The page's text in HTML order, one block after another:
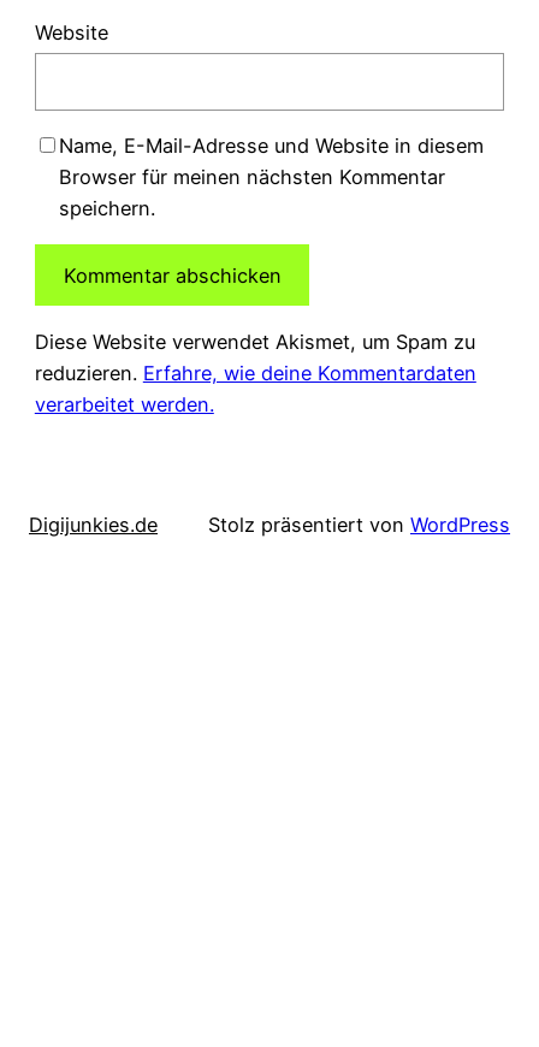
Website
Name, E-Mail-Adresse und Website in diesem
Browser für meinen nächsten Kommentar
speichern.
Diese Website verwendet Akismet, um Spam zu
reduzieren. Erfahre, wie deine Kommentardaten
verarbeitet werden.
Digijunkies.de Stolz präsentiert von WordPress